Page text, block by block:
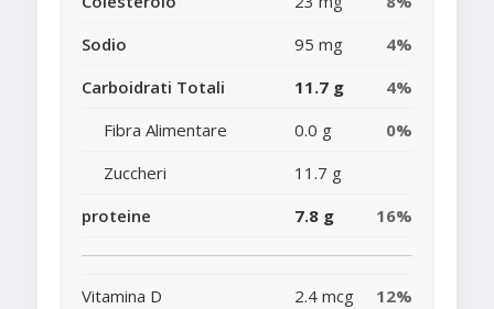
Sodio
95 mg
4%
Carboidrati Totali
11.7 g
4%
Fibra Alimentare
0.0 g
0%
Zuccheri
11.7 g
proteine
7.8 g 16%
Vitamina D 2.4 mcg
12%